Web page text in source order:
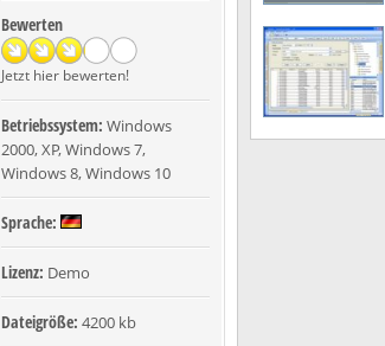
Bewerten
Jetzt hier bewerten!
Betriebssystem: Windows
2000, XP, Windows 7,
Windows 8, Windows 10
Sprache:
Lizenz: Demo
Dateigröße: 4200 kb